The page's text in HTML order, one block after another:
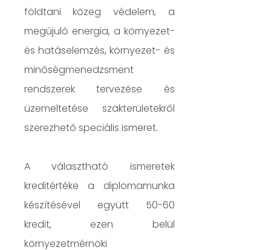
földtani közeg védelem, a
megújuló energia, a környezet-
és hatáselemzés, környezet- és
minőségmenedzsment
rendszerek tervezése és
üzemeltetése szakterületekről
szerezhető speciális ismeret.
A választható ismeretek
kreditértéke a diplomamunka
készítésével együtt 50-60
kredit, ezen belül
környezetmérnöki